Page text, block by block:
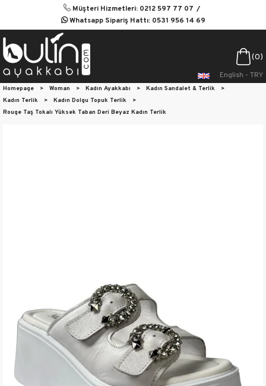
Müşteri Hizmetleri: 0212 597 77 07
Whatsapp Sipariş Hattı: 0531 956 14 69
0
English - TRY
Homepage > Woman > Kadın Ayakkabı > Kadın Sandalet & Terlik
>
Kadın Terlik
> Kadın Dolgu Topuk Terlik
>
Rouge Taş Tokalı Yüksek Taban Deri Beyaz Kadın Terlik